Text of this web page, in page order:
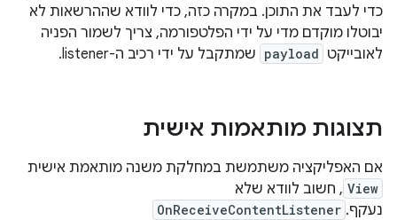
כדי לעבד את התוכן. במקרה כזה, כדי לוודא שההרשאות לא
יבוטלו מוקדם מדי על ידי הפלטפורמה, צריך לשמור הפניה
לאובייקט payload שמתקבל על ידי רכיב ה-listener.
תצוגות מותאמות אישית
אם האפליקציה משתמשת במחלקת משנה מותאמת אישית
View , חשוב לוודא שלא
נעקף. OnReceiveContentListener